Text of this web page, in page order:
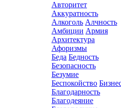
Авторитет
Аккуратность
Алкоголь Алчность
Амбиции Армия
Архитектура
Афоризмы
Беда Бедность
Безопасность
Безумие
Беспокойство
Благодарность
Благодеяние